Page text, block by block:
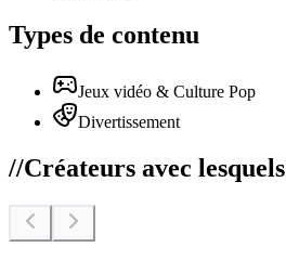
Types de contenu
Jeux vidéo & Culture Pop
Divertissement
//Créateurs avec